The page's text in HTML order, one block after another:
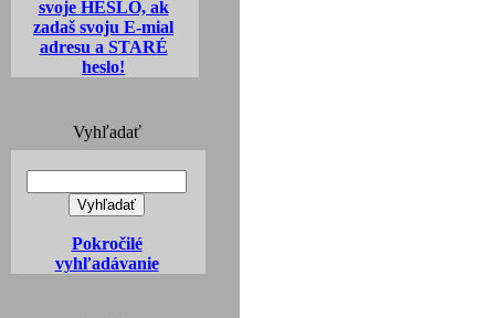
svoje HESLO, ak
zadaš svoju E-mial
adresu a STARÉ
heslo!
Vyhľadať
Pokročilé
vyhľadávanie